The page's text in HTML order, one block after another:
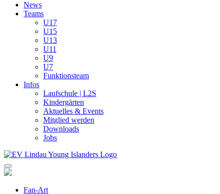
News
Teams
U17
U15
U13
U11
U9
U7
Funktionsteam
Infos
Laufschule | L2S
Kindergärten
Aktuelles & Events
Mitglied werden
Downloads
Jobs
Fan-Art